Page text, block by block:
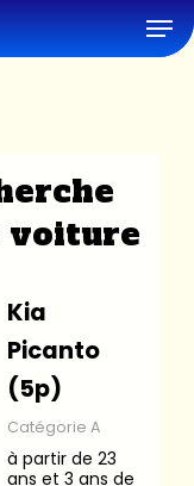
voiture
Kia
Picanto
(5p)
Catégorie A
à partir de 23
ans et 3 ans de